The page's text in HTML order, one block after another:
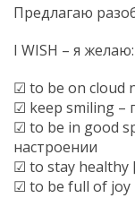
Предлагаю
I WISH – я желаю:
☑ to be on cloud
☑ keep smiling –
☑ to be in good
настроении
☑ to stay healthy
☑ to be full of joy